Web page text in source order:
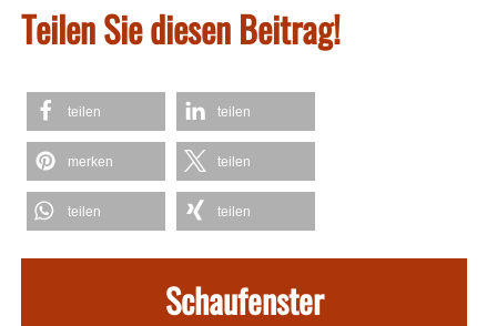
Teilen Sie diesen Beitrag!
teilen teilen
merken teilen
teilen teilen
Schaufenster